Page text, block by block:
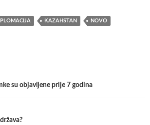
KAZAHSTAN NOVO
su objavljene prije 7 godina